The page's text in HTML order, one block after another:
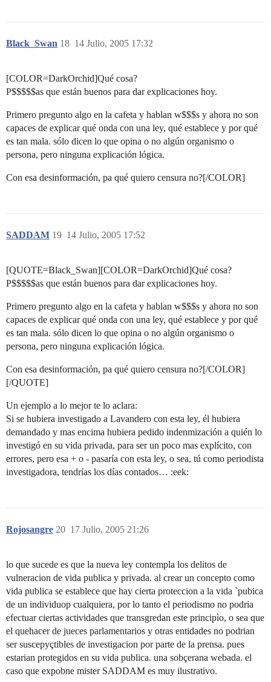
Black_Swan 14 Julio, 2005 17:32
18
[COLOR=DarkOrchid]Qué cosa?
P$$$$$as que están buenos para dar explicaciones hoy.
Primero pregunto algo en la cafeta y hablan w$$$s y ahora no son
capaces de explicar qué onda con una ley, qué establece y por qué
es tan mala. sólo dicen lo que opina o no algún organismo o
persona, pero ninguna explicación lógica.
Con esa desinformación, pa qué quiero censura no?[/COLOR]
SADDAM 14 Julio, 2005 17:52
19
[QUOTE=Black_Swan][COLOR=DarkOrchid]Qué cosa?
P$$$$$as que están buenos para dar explicaciones hoy.
Primero pregunto algo en la cafeta y hablan w$$$s y ahora no son
capaces de explicar qué onda con una ley, qué establece y por qué
es tan mala. sólo dicen lo que opina o no algún organismo o
persona, pero ninguna explicación lógica.
Con esa desinformación, pa qué quiero censura no?[/COLOR]
[/QUOTE]
Un ejemplo a lo mejor te lo aclara:
Si se hubiera investigado a Lavandero con esta ley, él hubiera
demandado y mas encima hubiera pedido indenmización a quién lo
investigó en su vida privada, para ser un poco mas explícito, con
errores, pero esa + o - pasaría con esta ley, o sea, tú como periodista
investigadora, tendrías los días contados… :eek:
Rojosangre 17 Julio, 2005 21:26
20
lo que sucede es que la nueva ley contempla los delitos de
vulneracion de vida publica y privada. al crear un concepto como
vida publica se establece que hay cierta proteccion a la vida `pubica
de un individuop cualquiera, por lo tanto el periodismo no podria
efectuar ciertas actividades que transgredan este principìo, o sea que
el quehacer de jueces parlamentarios y otras entidades no podrian
ser suscepyçtibles de investigacion por parte de la prensa. pues
estarian protegidos en su vida publica. una sobçerana webada. el
caso que expobne mister SADDAM es muy ilustrativo.